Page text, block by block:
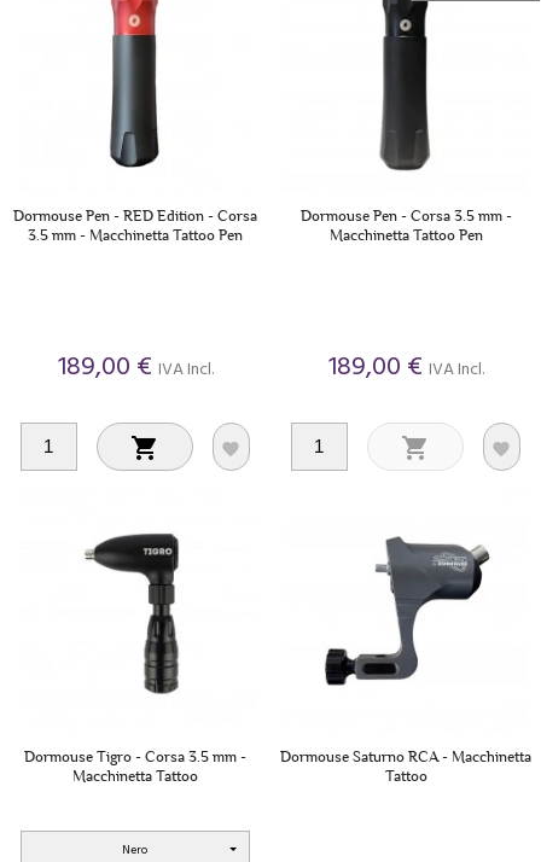
Dormouse Pen - RED Edition - Corsa
3.5 mm - Macchinetta Tattoo Pen
189,00 € IVA Incl.
 
Dormouse Pen - Corsa 3.5 mm -
Macchinetta Tattoo Pen
189,00 € IVA Incl.
 
Dormouse Tigro - Corsa 3.5 mm -
Macchinetta Tattoo
Nero
Dormouse Saturno RCA - Macchinetta
Tattoo